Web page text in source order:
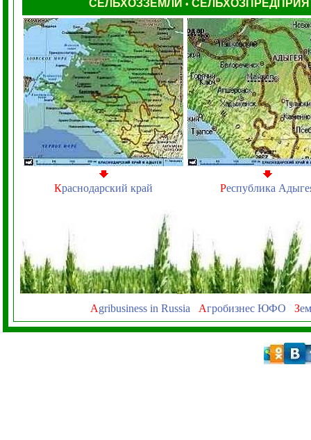
СЕЛЬХОЗЗЕМЛИ •
Краснодарский край Республика
Agribusiness in Russia Агробизнес ЮФО З